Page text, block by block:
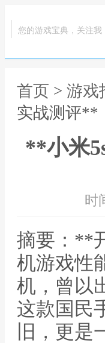
您的游戏宝典，关注我
首页 > 游戏
实战测评**
**小米
时
摘要：**
机游戏性
机，曾以
这款国民
旧，更